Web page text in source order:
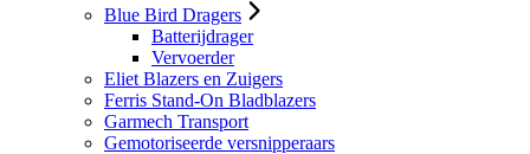
Blue Bird Dragers
Batterijdrager
Vervoerder
Eliet Blazers en Zuigers
Ferris Stand-On Bladblazers
Garmech Transport
Gemotoriseerde versnipperaars